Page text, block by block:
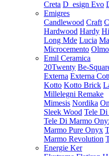
Creta D_esign Evo
Emigres
Candlewood Craft
Hardwood Hardy
Long Mde Lucia
Microcemento Olmo
Emil Ceramica
20Twenty Be-
Externa Externa
Kotto Kotto Brick
Millelegni Remake
Mimesis Nordika
Sleek Wood Tele
Tele Di Marmo
Marmo Pure Onyx
Marmo Revolution
Energie Ker